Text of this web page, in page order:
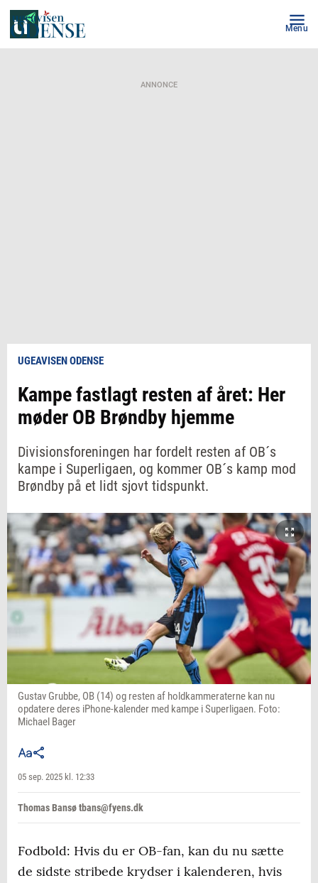
Menu
ANNONCE
UGEAVISEN ODENSE
Kampe fastlagt resten af året: Her
møder OB Brøndby hjemme
Divisionsforeningen har fordelt resten af OB´s
kampe i Superligaen, og kommer OB´s kamp mod
Brøndby på et lidt sjovt tidspunkt.
Gustav Grubbe, OB (14) og resten af holdkammeraterne kan nu
opdatere deres iPhone-kalender med kampe i Superligaen. Foto:
Michael Bager
05 sep. 2025 kl. 12:33
Thomas Bansø tbans@fyens.dk
Fodbold: Hvis du er OB-fan, kan du nu sætte
de sidste stribede krydser i kalenderen, hvis